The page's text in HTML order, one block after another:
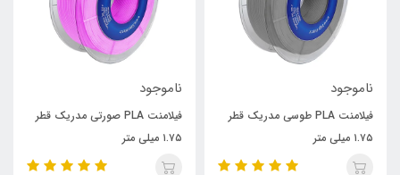
فیلامنت PLA طوسی مدریک قطر
فیلامنت PLA صورتی مدریک قطر